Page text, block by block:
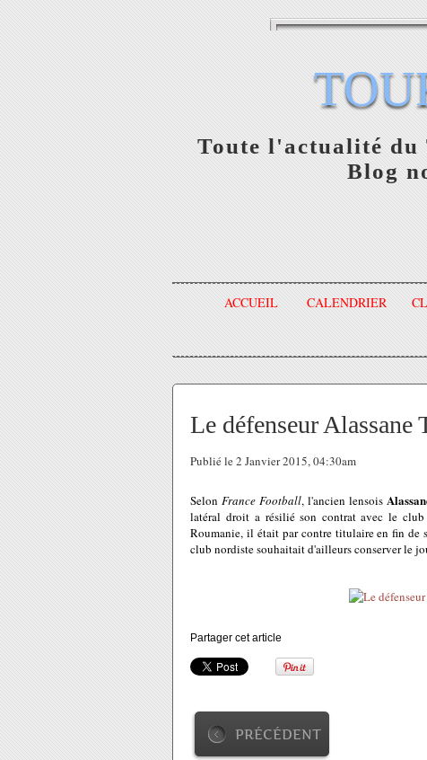
Toute l'actualité du
Blog
ACCUEIL CALENDRIER
Le défenseur Alassane
Publié le 2 Janvier 2015, 04:30am
Selon France Football, l'ancien lensois
latéral droit a résilié son contrat avec le
Roumanie, il était par contre titulaire en fin de
club nordiste souhaitait d'ailleurs conserver le
Partager cet article
PRÉCÉDENT